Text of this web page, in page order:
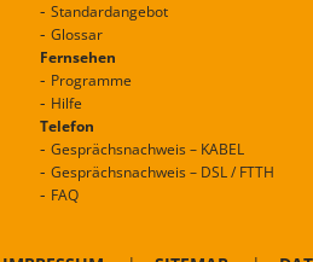
Standardangebot
Glossar
Fernsehen
Programme
Hilfe
Telefon
Gesprächsnachweis – KABEL
Gesprächsnachweis – DSL / FTTH
FAQ